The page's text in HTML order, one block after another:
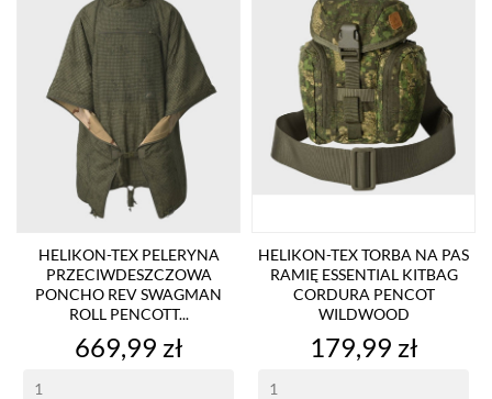
HELIKON-TEX PELERYNA
PRZECIWDESZCZOWA
PONCHO REV SWAGMAN
ROLL PENCOTT...
Cena
669,99 zł
HELIKON-TEX TORBA NA PAS
RAMIĘ ESSENTIAL KITBAG
CORDURA PENCOT
WILDWOOD
Cena
179,99 zł